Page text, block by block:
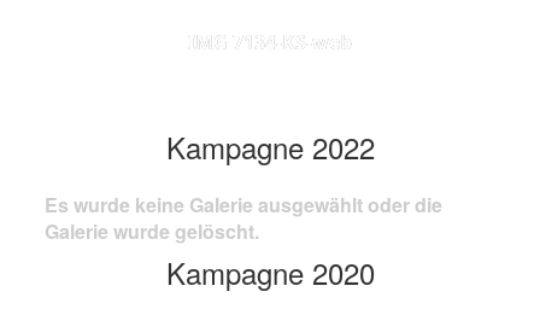
IMG 7134-KS-web
Kampagne 2022
Es wurde keine Galerie ausgewählt oder die
Galerie wurde gelöscht.
Kampagne 2020